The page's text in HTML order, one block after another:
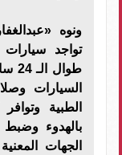
ونوه
تواجد سيارات
السيارات
الطبية
بالهدوء وضبط
الجهات